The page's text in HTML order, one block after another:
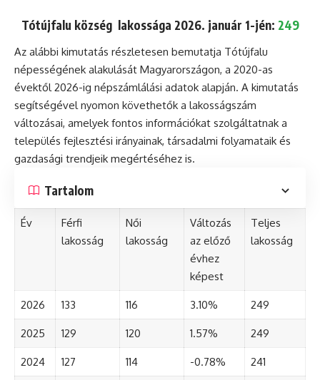
Tótújfalu község lakossága 2026. január 1-jén: 249
Az alábbi kimutatás részletesen bemutatja Tótújfalu
népességének alakulását Magyarországon, a 2020-as
évektől 2026-ig népszámlálási adatok alapján. A kimutatás
segítségével nyomon követhetők a lakosságszám
változásai, amelyek fontos információkat szolgáltatnak a
település fejlesztési irányainak, társadalmi folyamataik és
gazdasági trendjeik megértéséhez is.
Tartalom
Év
Férfi
lakosság
Női
lakosság
Változás
az előző
évhez
képest
Teljes
lakosság
2026 133 116 3.10% 249
2025 129 120 1.57% 249
2024 127 114 -0.78% 241